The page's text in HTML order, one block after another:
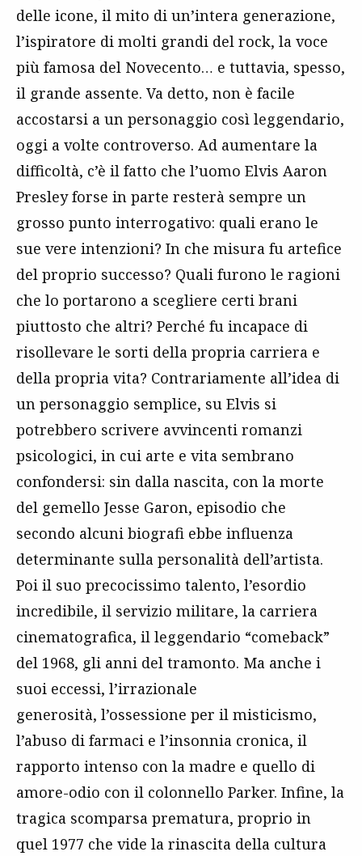
delle icone, il mito di un’intera generazione,
l’ispiratore di molti grandi del rock, la voce
più famosa del Novecento… e tuttavia, spesso,
il grande assente. Va detto, non è facile
accostarsi a un personaggio così leggendario,
oggi a volte controverso. Ad aumentare la
difficoltà, c’è il fatto che l’uomo Elvis Aaron
Presley forse in parte resterà sempre un
grosso punto interrogativo: quali erano le
sue vere intenzioni? In che misura fu artefice
del proprio successo? Quali furono le ragioni
che lo portarono a scegliere certi brani
piuttosto che altri? Perché fu incapace di
risollevare le sorti della propria carriera e
della propria vita? Contrariamente all’idea di
un personaggio semplice, su Elvis si
potrebbero scrivere avvincenti romanzi
psicologici, in cui arte e vita sembrano
confondersi: sin dalla nascita, con la morte
del gemello Jesse Garon, episodio che
secondo alcuni biografi ebbe influenza
determinante sulla personalità dell’artista.
Poi il suo precocissimo talento, l’esordio
incredibile, il servizio militare, la carriera
cinematografica, il leggendario “comeback”
del 1968, gli anni del tramonto. Ma anche i
suoi eccessi, l’irrazionale
generosità, l’ossessione per il misticismo,
l’abuso di farmaci e l’insonnia cronica, il
rapporto intenso con la madre e quello di
amore-odio con il colonnello Parker. Infine, la
tragica scomparsa prematura, proprio in
quel 1977 che vide la rinascita della cultura